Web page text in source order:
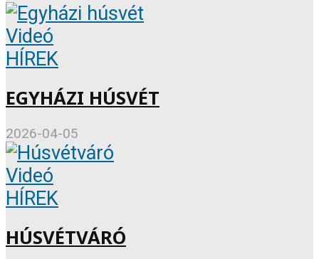
Videó
HÍREK
EGYHÁZI HÚSVÉT
2026-04-05
Videó
HÍREK
HÚSVÉTVÁRÓ